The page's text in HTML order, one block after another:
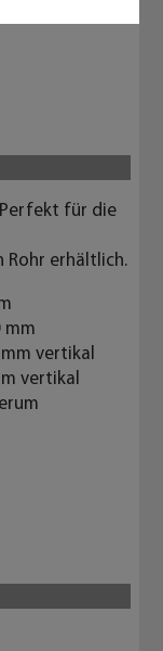
Perfekt für die
erhältlich.
mm
vertikal
vertikal